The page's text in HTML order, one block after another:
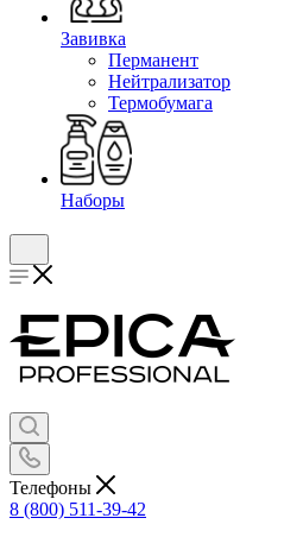
Завивка
Перманент
Нейтрализатор
Термобумага
Наборы
Телефоны
8 (800) 511-39-42